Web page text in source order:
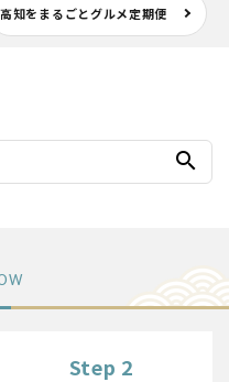
高知をまるごとグルメ定期便
search
Step 2